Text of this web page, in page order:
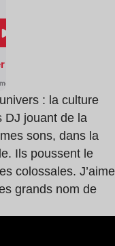
: la culture
DJ jouant de la
sons, dans la
Ils poussent le
colossales. J’aime
grands nom de